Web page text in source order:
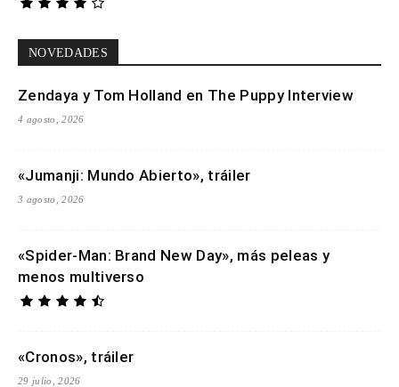
NOVEDADES
Zendaya y Tom Holland en The Puppy Interview
4 agosto, 2026
«Jumanji: Mundo Abierto», tráiler
3 agosto, 2026
«Spider-Man: Brand New Day», más peleas y
menos multiverso
«Cronos», tráiler
29 julio, 2026